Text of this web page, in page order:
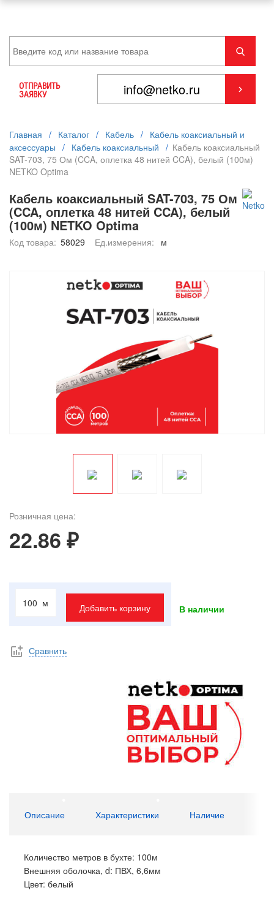
ОТПРАВИТЬ
ЗАЯВКУ
Главная / Каталог / Кабель / Кабель коаксиальный и
аксессуары / Кабель коаксиальный / Кабель коаксиальный
SAT-703, 75 Ом (CCA, оплетка 48 нитей CCA), белый (100м)
NETKO Optima
Кабель коаксиальный SAT-703, 75 Ом
(CCA, оплетка 48 нитей CCA), белый
(100м) NETKO Optima
Код товара: 58029 Ед.измерения: м
Розничная цена:
22.86 ₽
м Добавить корзину В наличии
Сравнить
Описание Характеристики Наличие
Количество метров в бухте: 100м
Внешняя оболочка, d: ПВХ, 6,6мм
Цвет: белый